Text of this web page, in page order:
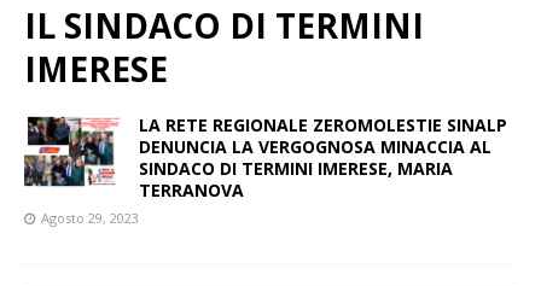
IL SINDACO DI TERMINI
IMERESE
LA RETE REGIONALE ZEROMOLESTIE SINALP
DENUNCIA LA VERGOGNOSA MINACCIA AL
SINDACO DI TERMINI IMERESE, MARIA
TERRANOVA
Agosto 29, 2023